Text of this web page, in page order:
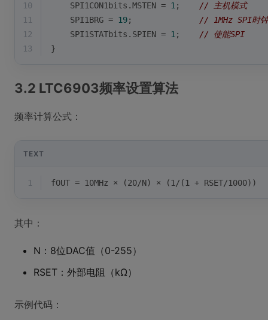
10
    SPI1CON1bits.MSTEN =
1 ; // 主机模式
11
    SPI1BRG =
19; // 1MHz SPI时钟
12
    SPI1STATbits.SPIEN =
1 ; // 使能SPI
13
}
3.2 LTC6903频率设置算法
频率计算公式：
TEXT
1 fOUT = 10MHz × (20/N) × (1/(1 + RSET/1000))
其中：
N：8位DAC值（0-255）
RSET：外部电阻（kΩ）
示例代码：